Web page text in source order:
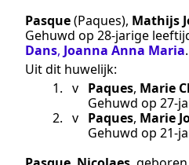
Pasque(Paques), Mathijs
Gehuwd op 28-jarige
Dans, Joanna Anna Maria.
Uit dit huwelijk:
1. v Paques, Marie
Gehuwd op 27-
2. v Paques, Marie
Gehuwd op 21-